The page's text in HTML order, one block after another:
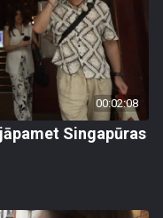
00:02:08
Singapūras